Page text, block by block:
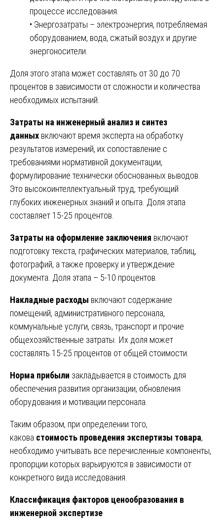
процессе исследования.
• Энергозатраты – электроэнергия, потребляемая
оборудованием, вода, сжатый воздух и другие
энергоносители.
Доля этого этапа может составлять от 30 до 70
процентов в зависимости от сложности и количества
необходимых испытаний.
Затраты на инженерный анализ и синтез
данных включают время эксперта на обработку
результатов измерений, их сопоставление с
требованиями нормативной документации,
формулирование технически обоснованных выводов.
Это высокоинтеллектуальный труд, требующий
глубоких инженерных знаний и опыта. Доля этапа
составляет 15-25 процентов.
Затраты на оформление заключения включают
подготовку текста, графических материалов, таблиц,
фотографий, а также проверку и утверждение
документа. Доля этапа – 5-10 процентов.
Накладные расходы включают содержание
помещений, административного персонала,
коммунальные услуги, связь, транспорт и прочие
общехозяйственные затраты. Их доля может
составлять 15-25 процентов от общей стоимости.
Норма прибыли закладывается в стоимость для
обеспечения развития организации, обновления
оборудования и мотивации персонала.
Таким образом, при определении того,
какова стоимость проведения экспертизы товара,
необходимо учитывать все перечисленные компоненты,
пропорции которых варьируются в зависимости от
конкретного вида исследования.
Классификация факторов ценообразования в
инженерной экспертизе